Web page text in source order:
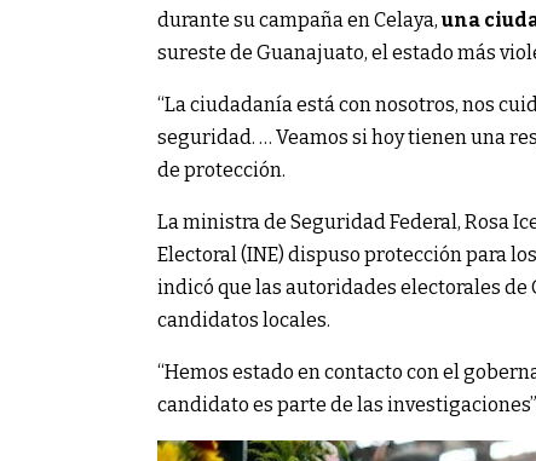
durante su campaña en Celaya, una
sureste de Guanajuato, el estado más
“La ciudadanía está con nosotros, nos
seguridad. … Veamos si hoy tienen una
de protección.
La ministra de Seguridad Federal, Rosa
Electoral (INE) dispuso protección para
indicó que las autoridades electorales
candidatos locales.
“Hemos estado en contacto con el
candidato es parte de las